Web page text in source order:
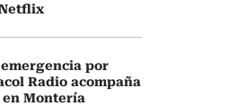
por
Radio acompaña
Montería